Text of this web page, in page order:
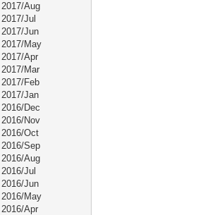
2017/Aug
2017/Jul
2017/Jun
2017/May
2017/Apr
2017/Mar
2017/Feb
2017/Jan
2016/Dec
2016/Nov
2016/Oct
2016/Sep
2016/Aug
2016/Jul
2016/Jun
2016/May
2016/Apr